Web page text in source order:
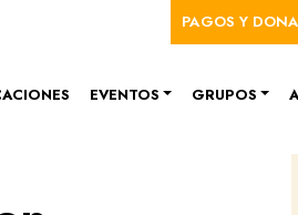
al contenido principalMenú
PAGOS Y
EVENTOS GRUPOS